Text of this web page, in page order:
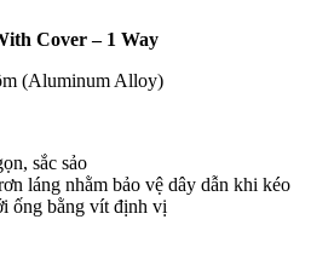
Cover – 1 Way
(Aluminum Alloy)
sắc sảo
láng nhằm bảo vệ dây dẫn khi kéo
ống bằng vít định vị